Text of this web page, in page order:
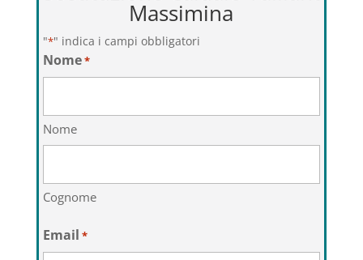
Massimina
"*" indica i campi obbligatori
Nome*
Nome
Cognome
Email *